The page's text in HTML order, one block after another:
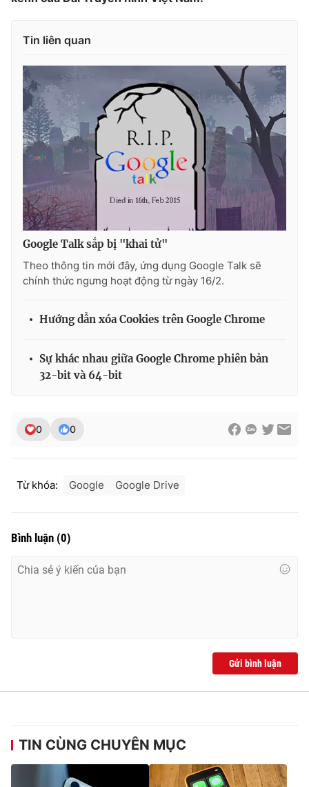
Ðiện thoại Thời báo VTV:
024.66 897 897
Liên hệ quảng cáo:
® Cấm sao chép dưới mọi hình thức nếu không có sự chấp
thuận bằng văn bản. Ghi rõ nguồn VTV.vn khi phát hành lại
thông tin từ website này.
Tin liên quan
Google Talk sắp bị "khai tử"
Theo thông tin mới đây, ứng dụng Google Talk sẽ
chính thức ngưng hoạt động từ ngày 16/2.
Hướng dẫn xóa Cookies trên Google Chrome
Sự khác nhau giữa Google Chrome phiên bản
32-bit và 64-bit
0 0
Từ khóa: Google Google Drive
Bình luận (0)
Gửi bình luận
TIN CÙNG CHUYÊN MỤC